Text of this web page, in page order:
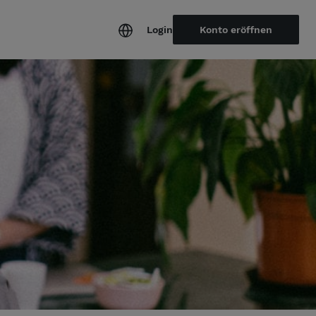
Login Konto eröffnen